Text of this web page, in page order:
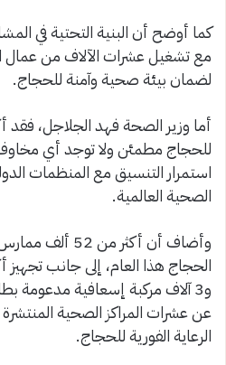
كما أوضح أن البنية التحتية في
مع تشغيل عشرات الآلاف من عمال
لضمان بيئة صحية وآمنة للحجاج.
أما وزير الصحة فهد الجلاجل،
للحجاج مطمئن ولا توجد أي مخاوف
استمرار التنسيق مع المنظمات
الصحية العالمية.
وأضاف أن أكثر
و3 آلاف مركبة إسعافية مدعومة
عن عشرات المراكز الصحية
الرعاية الفورية للحجاج.